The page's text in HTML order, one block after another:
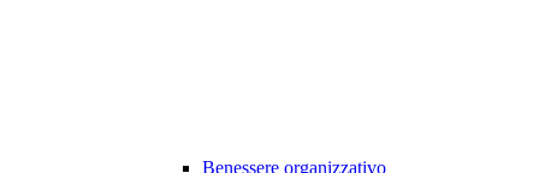
Benessere organizzativo